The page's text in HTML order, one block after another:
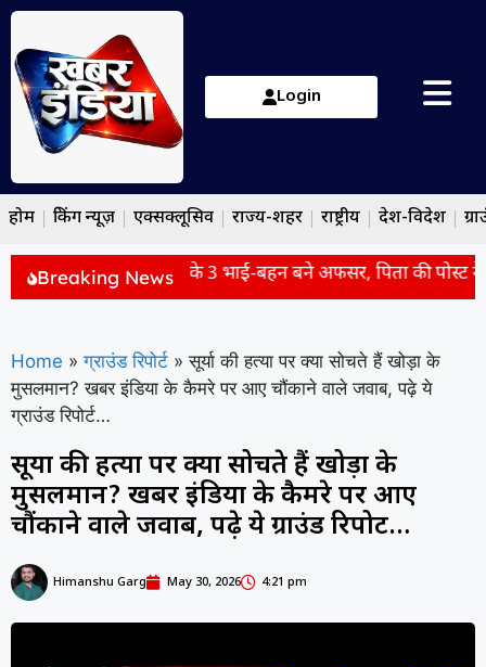
Login
होम ब्रेकिंग न्यूज़ एक्सक्लूसिव राज्य-शहर राष्ट्रीय देश-विदेश
Breaking News
Story: एक ही परिवार के 3 भाई-बहन बने अफसर, पिता की पोस्ट ने
Home » ग्राउंड रिपोर्ट » सूर्या की हत्या पर क्या सोचते हैं खोड़ा के
मुसलमान? खबर इंडिया के कैमरे पर आए चौंकाने वाले जवाब, पढ़े ये
ग्राउंड रिपोर्ट…
सूर्या की हत्या पर क्या सोचते हैं खोड़ा के
मुसलमान? खबर इंडिया के कैमरे पर आए
चौंकाने वाले जवाब, पढ़े ये ग्राउंड रिपोर्ट…
Himanshu Garg May 30, 2026 4:21 pm